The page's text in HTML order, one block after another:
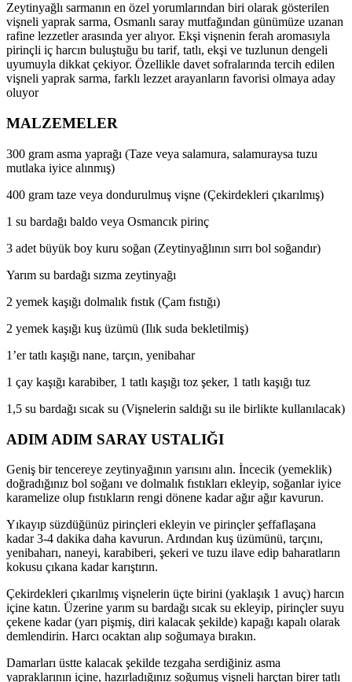
Zeytinyağlı sarmanın en özel yorumlarından biri olarak gösterilen
vişneli yaprak sarma, Osmanlı saray mutfağından günümüze uzanan
rafine lezzetler arasında yer alıyor. Ekşi vişnenin ferah aromasıyla
pirinçli iç harcın buluştuğu bu tarif, tatlı, ekşi ve tuzlunun dengeli
uyumuyla dikkat çekiyor. Özellikle davet sofralarında tercih edilen
vişneli yaprak sarma, farklı lezzet arayanların favorisi olmaya aday
oluyor
MALZEMELER
300 gram asma yaprağı (Taze veya salamura, salamuraysa tuzu
mutlaka iyice alınmış)
400 gram taze veya dondurulmuş vişne (Çekirdekleri çıkarılmış)
1 su bardağı baldo veya Osmancık pirinç
3 adet büyük boy kuru soğan (Zeytinyağlının sırrı bol soğandır)
Yarım su bardağı sızma zeytinyağı
2 yemek kaşığı dolmalık fıstık (Çam fıstığı)
2 yemek kaşığı kuş üzümü (Ilık suda bekletilmiş)
1’er tatlı kaşığı nane, tarçın, yenibahar
1 çay kaşığı karabiber, 1 tatlı kaşığı toz şeker, 1 tatlı kaşığı tuz
1,5 su bardağı sıcak su (Vişnelerin saldığı su ile birlikte kullanılacak)
ADIM ADIM SARAY USTALIĞI
Geniş bir tencereye zeytinyağının yarısını alın. İncecik (yemeklik)
doğradığınız bol soğanı ve dolmalık fıstıkları ekleyip, soğanlar iyice
karamelize olup fıstıkların rengi dönene kadar ağır ağır kavurun.
Yıkayıp süzdüğünüz pirinçleri ekleyin ve pirinçler şeffaflaşana
kadar 3-4 dakika daha kavurun. Ardından kuş üzümünü, tarçını,
yenibaharı, naneyi, karabiberi, şekeri ve tuzu ilave edip baharatların
kokusu çıkana kadar karıştırın.
Çekirdekleri çıkarılmış vişnelerin üçte birini (yaklaşık 1 avuç) harcın
içine katın. Üzerine yarım su bardağı sıcak su ekleyip, pirinçler suyu
çekene kadar (yarı pişmiş, diri kalacak şekilde) kapağı kapalı olarak
demlendirin. Harcı ocaktan alıp soğumaya bırakın.
Damarları üstte kalacak şekilde tezgaha serdiğiniz asma
yapraklarının içine, hazırladığınız soğumuş vişneli harçtan birer tatlı